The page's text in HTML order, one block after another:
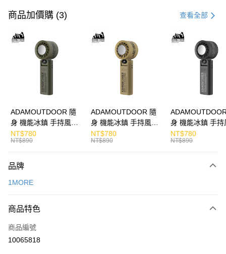
信用卡一次付款
LINE Pay
Apple Pay
運送方式
免運費
付款後7-11取貨
宅配
每筆NT$130，滿NT$399(含以上)免運費
商品加價購 (3) 查看全部
ADAMOUTDOOR 隨
身 機能冰鎮 手持風扇
掛繩
NT$780
NT$890
ADAMOUTDOOR 隨
身 機能冰鎮 手持風扇
掛繩
NT$780
NT$890
身 機能冰鎮 手持
掛繩
NT$780
NT$890
品牌
1MORE
商品特色
商品編號
10065818